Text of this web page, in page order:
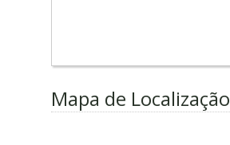
Mapa de Localização